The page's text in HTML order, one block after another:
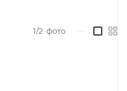
1/2 фото